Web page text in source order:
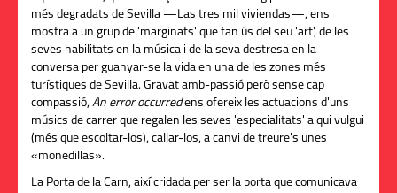
més degradats de Sevilla —Las tres mil viviendas—, ens
mostra a un grup de 'marginats' que fan ús del seu 'art', de les
seves habilitats en la música i de la seva destresa en la
conversa per guanyar-se la vida en una de les zones més
turístiques de Sevilla. Gravat amb-passió però sense cap
compassió, An erroroccurred ens ofereix les actuacions d'uns
músics de carrer que regalen les seves 'especialitats' a qui vulgui
(més que escoltar-los), callar-los, a canvi de treure's unes
«monedillas».
La Porta de la Carn, així cridada per ser la porta que comunicava